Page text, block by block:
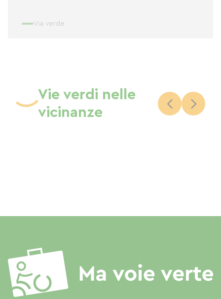
Via verde
Vie verdi nelle
vicinanze